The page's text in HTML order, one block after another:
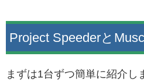
Project Speederと
まずは1台ずつ簡単に紹介し